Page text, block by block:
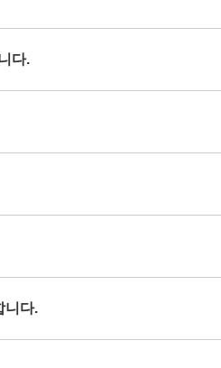
다.
니다.